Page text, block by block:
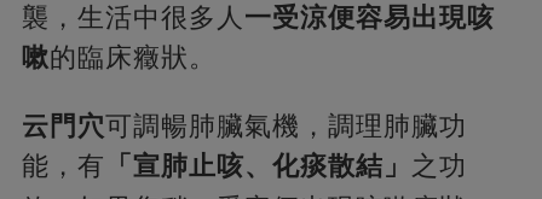
襲，生活中很多人 一受涼便容易出現咳
嗽的臨床癥狀。
云門穴可調暢肺臟氣機，調理肺臟功
能，有 「宣肺止咳、化痰散結」 之功